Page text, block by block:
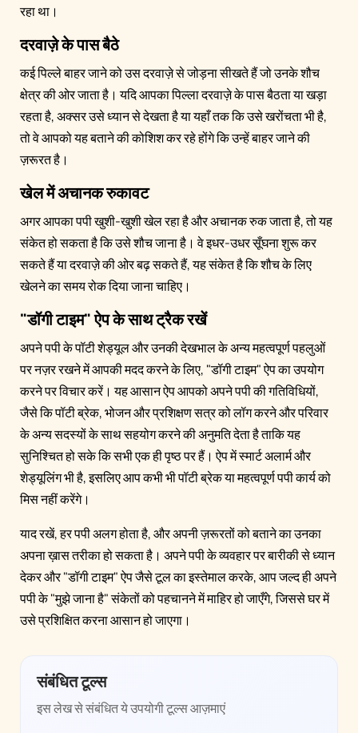
रहा था।
दरवाज़े के पास बैठे
कई पिल्ले बाहर जाने को उस दरवाज़े से जोड़ना सीखते हैं जो उनके शौच
क्षेत्र की ओर जाता है। यदि आपका पिल्ला दरवाज़े के पास बैठता या खड़ा
रहता है, अक्सर उसे ध्यान से देखता है या यहाँ तक कि उसे खरोंचता भी है,
तो वे आपको यह बताने की कोशिश कर रहे होंगे कि उन्हें बाहर जाने की
ज़रूरत है।
खेल में अचानक रुकावट
अगर आपका पपी खुशी-खुशी खेल रहा है और अचानक रुक जाता है, तो यह
संकेत हो सकता है कि उसे शौच जाना है। वे इधर-उधर सूँघना शुरू कर
सकते हैं या दरवाज़े की ओर बढ़ सकते हैं, यह संकेत है कि शौच के लिए
खेलने का समय रोक दिया जाना चाहिए।
"डॉगी टाइम" ऐप के साथ ट्रैक रखें
अपने पपी के पॉटी शेड्यूल और उनकी देखभाल के अन्य महत्वपूर्ण पहलुओं
पर नज़र रखने में आपकी मदद करने के लिए, "डॉगी टाइम" ऐप का उपयोग
करने पर विचार करें। यह आसान ऐप आपको अपने पपी की गतिविधियों,
जैसे कि पॉटी ब्रेक, भोजन और प्रशिक्षण सत्र को लॉग करने और परिवार
के अन्य सदस्यों के साथ सहयोग करने की अनुमति देता है ताकि यह
सुनिश्चित हो सके कि सभी एक ही पृष्ठ पर हैं। ऐप में स्मार्ट अलार्म और
शेड्यूलिंग भी है, इसलिए आप कभी भी पॉटी ब्रेक या महत्वपूर्ण पपी कार्य को
मिस नहीं करेंगे।
याद रखें, हर पपी अलग होता है, और अपनी ज़रूरतों को बताने का उनका
अपना ख़ास तरीका हो सकता है। अपने पपी के व्यवहार पर बारीकी से ध्यान
देकर और "डॉगी टाइम" ऐप जैसे टूल का इस्तेमाल करके, आप जल्द ही अपने
पपी के "मुझे जाना है" संकेतों को पहचानने में माहिर हो जाएँगे, जिससे घर में
उसे प्रशिक्षित करना आसान हो जाएगा।
संबंधित टूल्स
इस लेख से संबंधित ये उपयोगी टूल्स आज़माएं